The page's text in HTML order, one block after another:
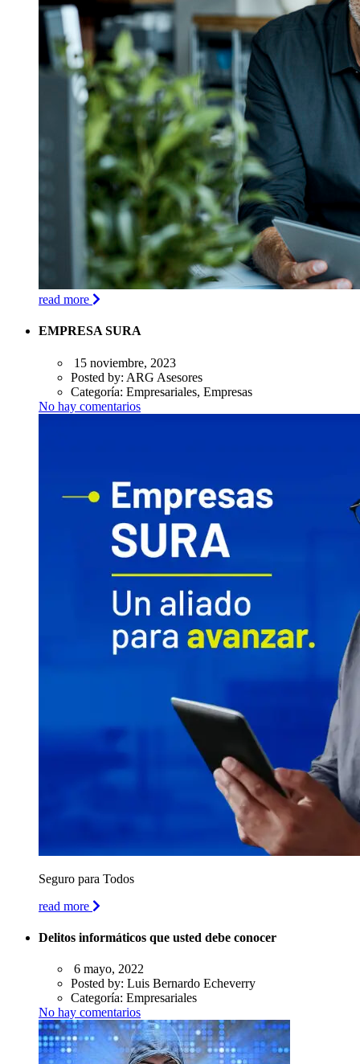
read more
EMPRESA SURA
15 noviembre, 2023
Posted by: ARG Asesores
Categoría: Empresariales, Empresas
No hay comentarios
Seguro para Todos
read more
Delitos informáticos que usted debe conocer
6 mayo, 2022
Posted by: Luis Bernardo Echeverry
Categoría: Empresariales
No hay comentarios